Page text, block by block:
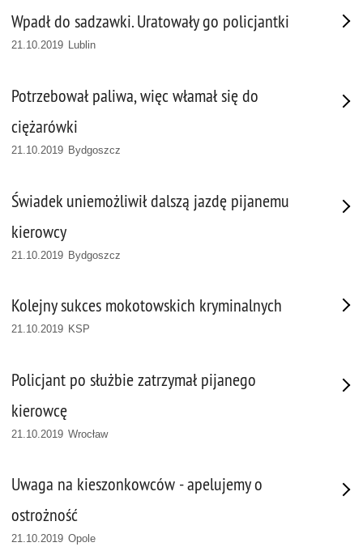
Wpadł do sadzawki. Uratowały go policjantki
21.10.2019 Lublin
Potrzebował paliwa, więc włamał się do
ciężarówki
21.10.2019 Bydgoszcz
Świadek uniemożliwił dalszą jazdę pijanemu
kierowcy
21.10.2019 Bydgoszcz
Kolejny sukces mokotowskich kryminalnych
21.10.2019 KSP
Policjant po służbie zatrzymał pijanego
kierowcę
21.10.2019 Wrocław
Uwaga na kieszonkowców - apelujemy o
ostrożność
21.10.2019 Opole